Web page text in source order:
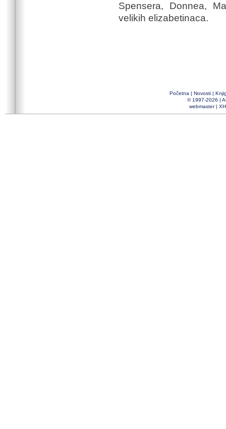
Spensera, Donnea,
velikih elizabetinaca.
Početna | Novosti |
© 1997-2026 |
webmaster|